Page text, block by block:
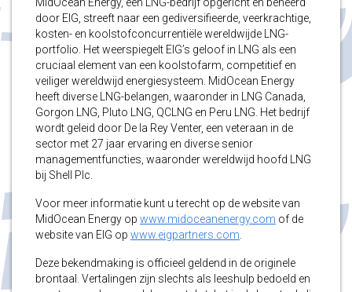
door EIG, streeft naar een gediversifieerde, veerkrachtige,
kosten- en koolstofconcurrentiële wereldwijde LNG-
portfolio. Het weerspiegelt EIG’s geloof in LNG als een
cruciaal element van een koolstofarm, competitief en
veiliger wereldwijd energiesysteem. MidOcean Energy
heeft diverse LNG-belangen, waaronder in LNG Canada,
Gorgon LNG, Pluto LNG, QCLNG en Peru LNG. Het bedrijf
wordt geleid door De la Rey Venter, een veteraan in de
sector met 27 jaar ervaring en diverse senior
managementfuncties, waaronder wereldwijd hoofd LNG
bij Shell Plc.
Voor meer informatie kunt u terecht op de website van
MidOcean Energy op www.midoceanenergy.com of de
website van EIG op www.eigpartners.com
Deze bekendmaking is officieel geldend in de originele
brontaal. Vertalingen zijn slechts als leeshulp bedoeld en